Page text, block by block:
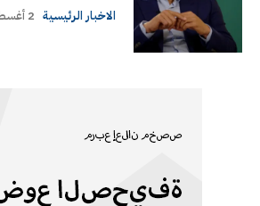
الاخبار الرئيسية 2 أغسطس، 2026